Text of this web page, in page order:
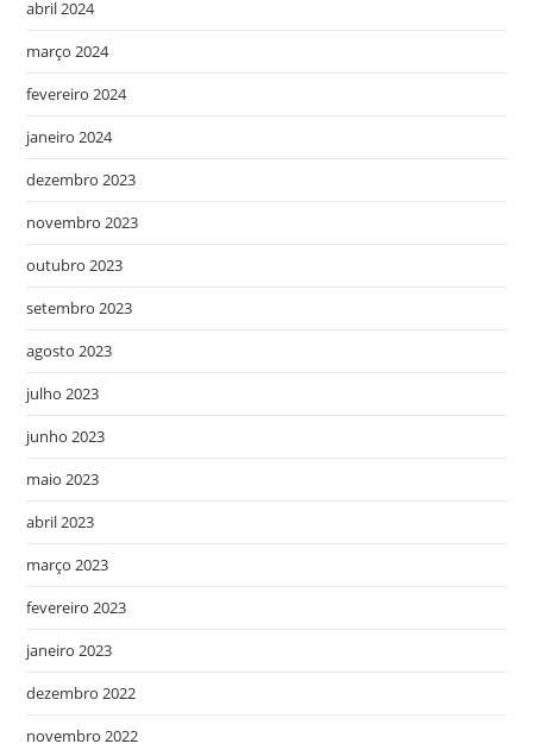
abril 2024
março 2024
fevereiro 2024
janeiro 2024
dezembro 2023
novembro 2023
outubro 2023
setembro 2023
agosto 2023
julho 2023
junho 2023
maio 2023
abril 2023
março 2023
fevereiro 2023
janeiro 2023
dezembro 2022
novembro 2022